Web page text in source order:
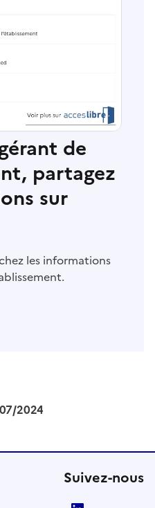
de
partagez
sur
les informations
2024
Suivez-nous